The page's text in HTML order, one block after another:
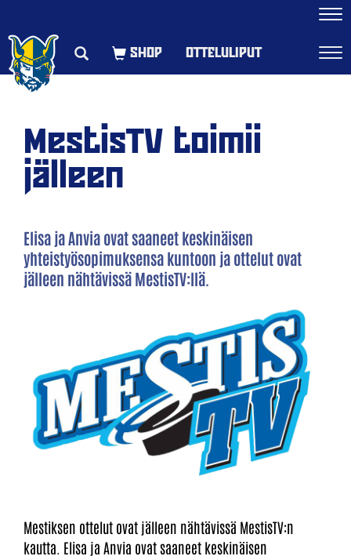
OTTELULIPUT
MestisTV toimii
jälleen
Elisa ja Anvia ovat saaneet keskinäisen
yhteistyösopimuksensa kuntoon ja ottelut ovat
jälleen nähtävissä MestisTV:llä.
Mestiksen ottelut ovat jälleen nähtävissä MestisTV:n
kautta. Elisa ja Anvia ovat saaneet keskinäisen